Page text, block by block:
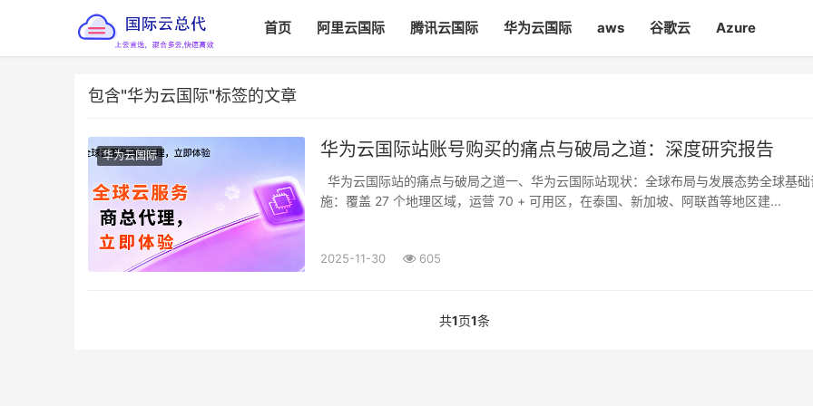
首页 阿里云国际 腾讯云国际 华为云国际 aws 谷歌云 Azure
包含"华为云国际"标签的文章
华为云国际 华为云国际站账号购买的痛点与破局之道：深度研究报告
华为云国际站的痛点与破局之道一、华为云国际站现状：全球布局与发展态势全球基础
施：覆盖 27 个地理区域，运营 70 + 可用区，在泰国、新加坡、阿联酋等地区建...
2025-11-30 605
共1页1条